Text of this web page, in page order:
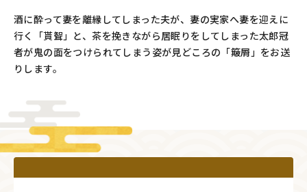
酒に酔って妻を離縁してしまった夫が、妻の実家へ妻を迎えに
行く「貰聟」と、茶を挽きながら居眠りをしてしまった太郎冠
者が鬼の面をつけられてしまう姿が見どころの「簸屑」をお送
りします。